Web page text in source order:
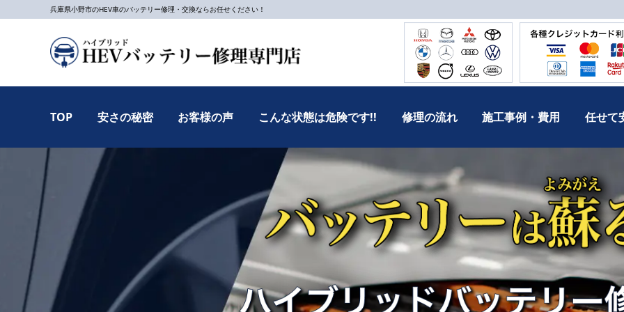
兵庫県小野市のHEV車のバッテリー修理・交換ならお任せください！
TOP 安さの秘密 お客様の声 こんな状態は危険です!! 修理の流れ 施工事例・費用 任せて